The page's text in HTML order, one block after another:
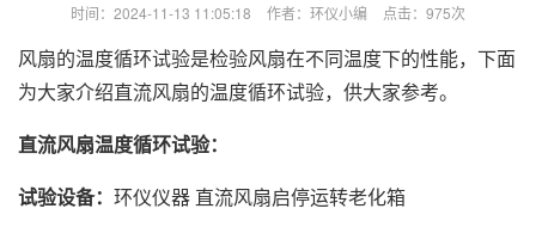
时间：2024-11-13 11:05:18 作者：环仪小编 点击： 975次
风扇的温度循环试验是检验风扇在不同温度下的性能，下面
为大家介绍直流风扇的温度循环试验，供大家参考。
直流风扇温度循环试验：
试验设备： 环仪仪器 直流风扇启停运转老化箱